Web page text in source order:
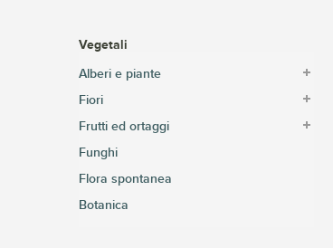
Vegetali
Alberi e piante
Fiori
Frutti ed ortaggi
Funghi
Flora spontanea
Botanica